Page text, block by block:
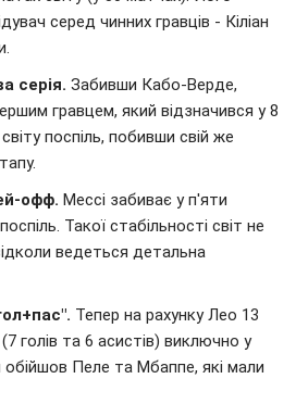
серед чинних гравців - Кіліан
серія. Забивши Кабо-Верде,
гравцем, який відзначився у 8
поспіль, побивши свій же
офф. Мессі забиває у п'яти
Такої стабільності світ не
ведеться детальна
Тепер на рахунку Лео 13
голів та 6 асистів) виключно у
Пеле та Мбаппе, які мали